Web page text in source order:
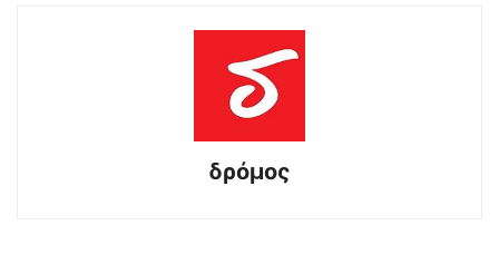
δρόμος